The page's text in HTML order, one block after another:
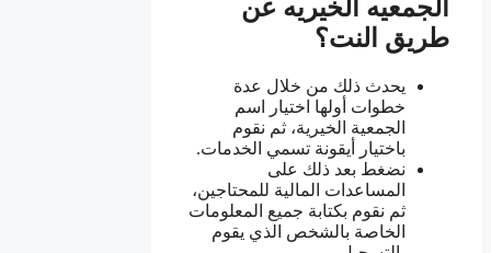
الجمعيه الخيريه عن
طريق النت؟
يحدث ذلك من خلال عدة
خطوات أولها اختيار اسم
الجمعية الخيرية، ثم نقوم
باختيار أيقونة تسمي الخدمات.
نضغط بعد ذلك على
المساعدات المالية للمحتاجين،
ثم نقوم بكتابة جميع المعلومات
الخاصة بالشخص الذي يقوم